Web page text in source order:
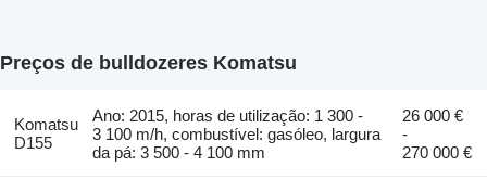
Preços de bulldozeres Komatsu
Komatsu
D155
Ano: 2015, horas de utilização: 1 300 -
3 100 m/h, combustível: gasóleo, largura
da pá: 3 500 - 4 100 mm
26 000 €
-
270 000 €